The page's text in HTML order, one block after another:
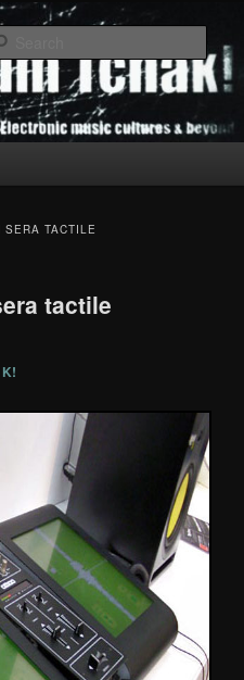
TACTILE
tactile
K!